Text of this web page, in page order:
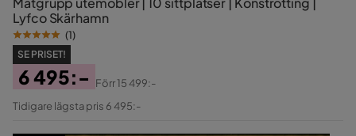
Lyfco Skärhamn
(1)
SE PRISET!
Pris
6 495:-
Original
Förr15 499:-
Tidigare lägsta pris 6 495:-